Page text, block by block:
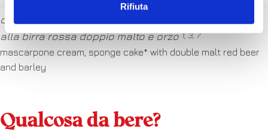
Rifiuta
crema al mascarpone, pan di Spagna* con bagna
alla birra rossa doppio malto e orzo1, 3, 7
mascarpone cream, sponge cake* with double malt red beer
and barley
Qualcosa da bere?